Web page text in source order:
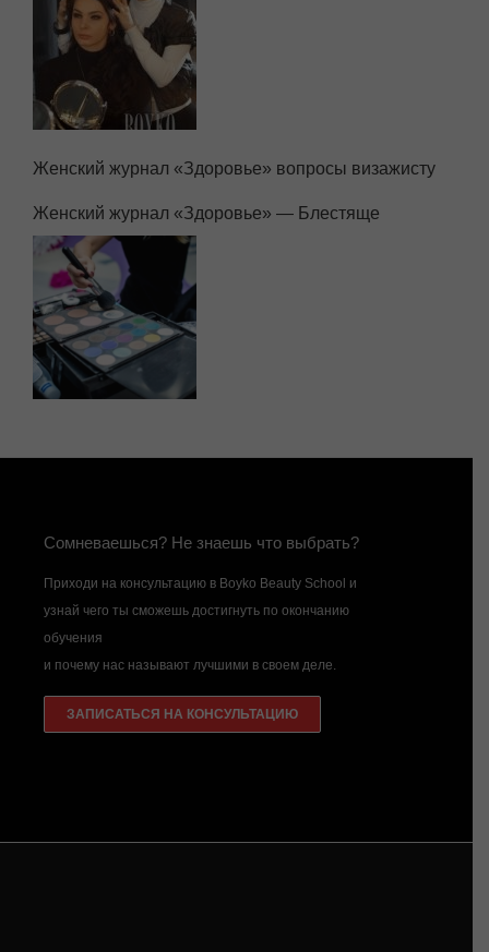
Женский журнал «Здоровье» вопросы визажисту
Женский журнал «Здоровье» — Блестяще
Сомневаешься? Не знаешь что выбрать?
Приходи на консультацию в Boyko Beauty School и
узнай чего ты сможешь достигнуть по окончанию
обучения
и почему нас называют лучшими в своем деле.
ЗАПИСАТЬСЯ НА КОНСУЛЬТАЦИЮ